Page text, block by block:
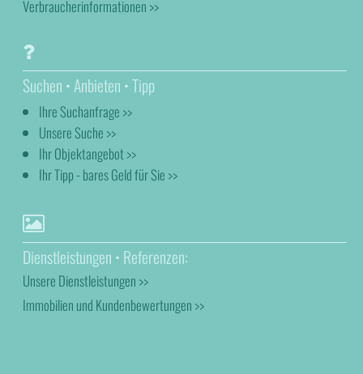
Verbraucherinformationen >>
Suchen • Anbieten • Tipp
Ihre Suchanfrage >>
Unsere Suche >>
Ihr Objektangebot >>
Ihr Tipp - bares Geld für Sie >>
Dienstleistungen • Referenzen:
Unsere Dienstleistungen >>
Immobilien und Kundenbewertungen >>